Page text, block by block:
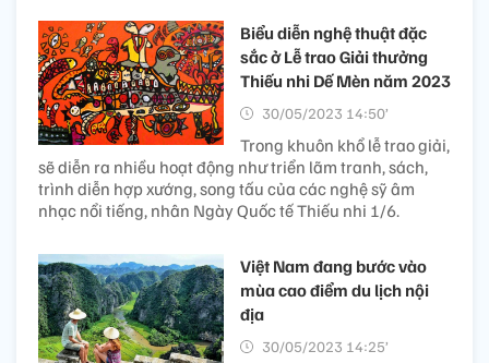
Biểu diễn nghệ thuật đặc
sắc ở Lễ trao Giải thưởng
Thiếu nhi Dế Mèn năm 2023
30/05/2023 14:50’
Trong khuôn khổ lễ trao giải,
sẽ diễn ra nhiều hoạt động như triển lãm tranh, sách,
trình diễn hợp xướng, song tấu của các nghệ sỹ âm
nhạc nổi tiếng, nhân Ngày Quốc tế Thiếu nhi 1/6.
Việt Nam đang bước vào
mùa cao điểm du lịch nội
địa
30/05/2023 14:25’